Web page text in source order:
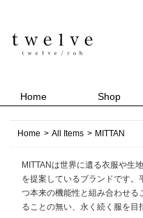
Home Shop
Home > All Items > MITTAN
MITTANは世界に遺る衣服や生
を提案しているブランドです
つ本来の機能性と組み合わせる
ることの無い、永く続く服を目